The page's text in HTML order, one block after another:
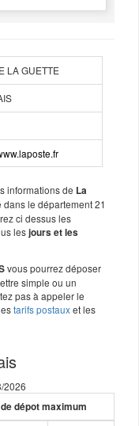
LA GUETTE
informations de La
le département 21
ci dessus les
lesjours et les
vous pourrez déposer
simple ou un
pas à appeler le
tarifs postauxet les
2026
dépot maximum